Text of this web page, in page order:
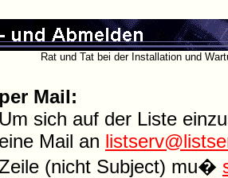
Rat und Tat bei der Installation und
per Mail:
Um sich auf der Liste
eine Mail an
(nicht Subject) mu�